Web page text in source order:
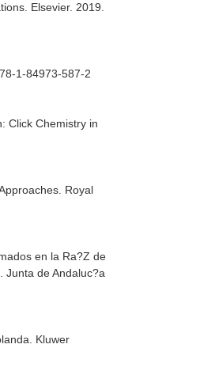
. Elsevier. 2019.
1-84973-587-2
Click Chemistry in
. Royal
en la Ra?Z de
Junta de Andaluc?a
Kluwer